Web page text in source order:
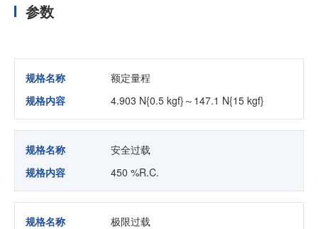
参数
规格名称
额定量程
规格内容
4.903 N{0.5 kgf}～147.1 N{15 kgf}
规格名称
安全过载
规格内容
450 %R.C.
规格名称
极限过载